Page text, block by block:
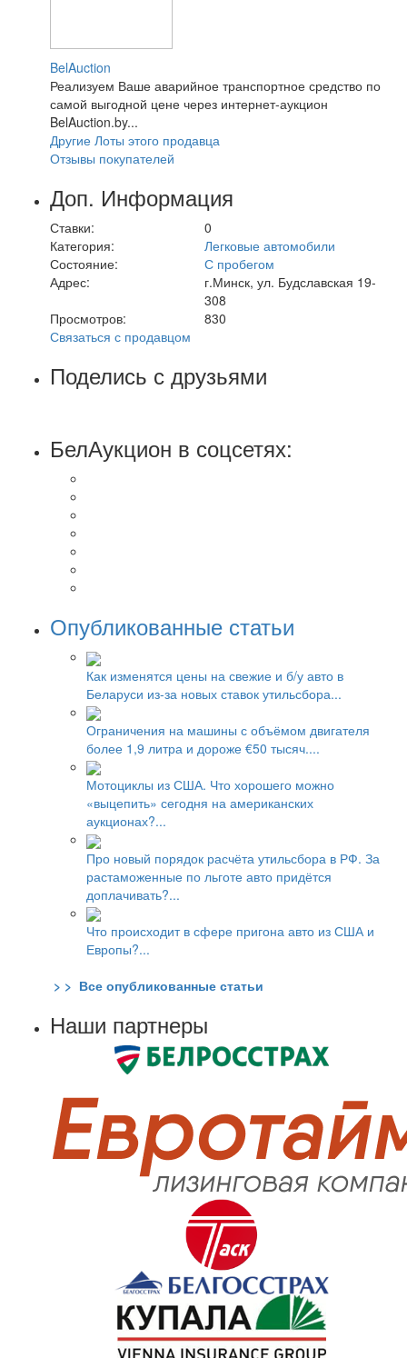
BelAuction
Реализуем Ваше аварийное транспортное средство по
самой выгодной цене через интернет-аукцион
BelAuction.by...
Другие Лоты этого продавца
Отзывы покупателей
Доп. Информация
Ставки:
0
Категория:
Легковые автомобили
Состояние:
С пробегом
Адрес:
г.Минск, ул. Будславская 19-
308
Просмотров:
830
Связаться с продавцом
Поделись с друзьями
БелАукцион в соцсетях:
Опубликованные статьи
Как изменятся цены на свежие и б/у авто в
Беларуси из-за новых ставок утильсбора...
Ограничения на машины с объёмом двигателя
более 1,9 литра и дороже €50 тысяч....
Мотоциклы из США. Что хорошего можно
«выцепить» сегодня на американских
аукционах?...
Про новый порядок расчёта утильсбора в РФ. За
растаможенные по льготе авто придётся
доплачивать?...
Что происходит в сфере пригона авто из США и
Европы?...
> > Все опубликованные статьи
Наши партнеры